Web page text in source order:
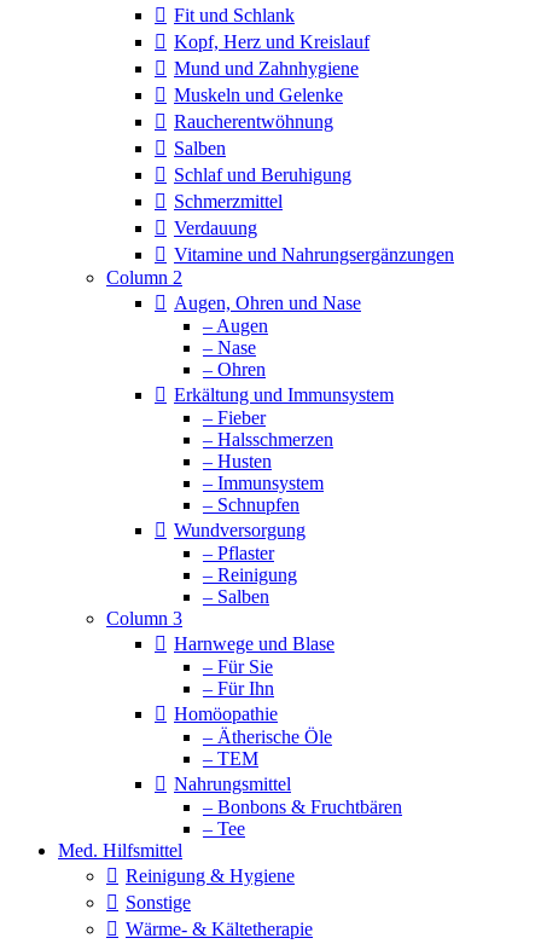
Fit und Schlank
Kopf, Herz und Kreislauf
Mund und Zahnhygiene
Muskeln und Gelenke
Raucherentwöhnung
Salben
Schlaf und Beruhigung
Schmerzmittel
Verdauung
Vitamine und Nahrungsergänzungen
Column 2
Augen, Ohren und Nase
– Augen
– Nase
– Ohren
Erkältung und Immunsystem
– Fieber
– Halsschmerzen
– Husten
– Immunsystem
– Schnupfen
Wundversorgung
– Pflaster
– Reinigung
– Salben
Column 3
Harnwege und Blase
– Für Sie
– Für Ihn
Homöopathie
– Ätherische Öle
– TEM
Nahrungsmittel
– Bonbons & Fruchtbären
– Tee
Med. Hilfsmittel
Reinigung & Hygiene
Sonstige
Wärme- & Kältetherapie